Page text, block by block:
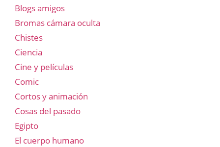
Blogs amigos
Bromas cámara oculta
Chistes
Ciencia
Cine y películas
Comic
Cortos y animación
Cosas del pasado
Egipto
El cuerpo humano